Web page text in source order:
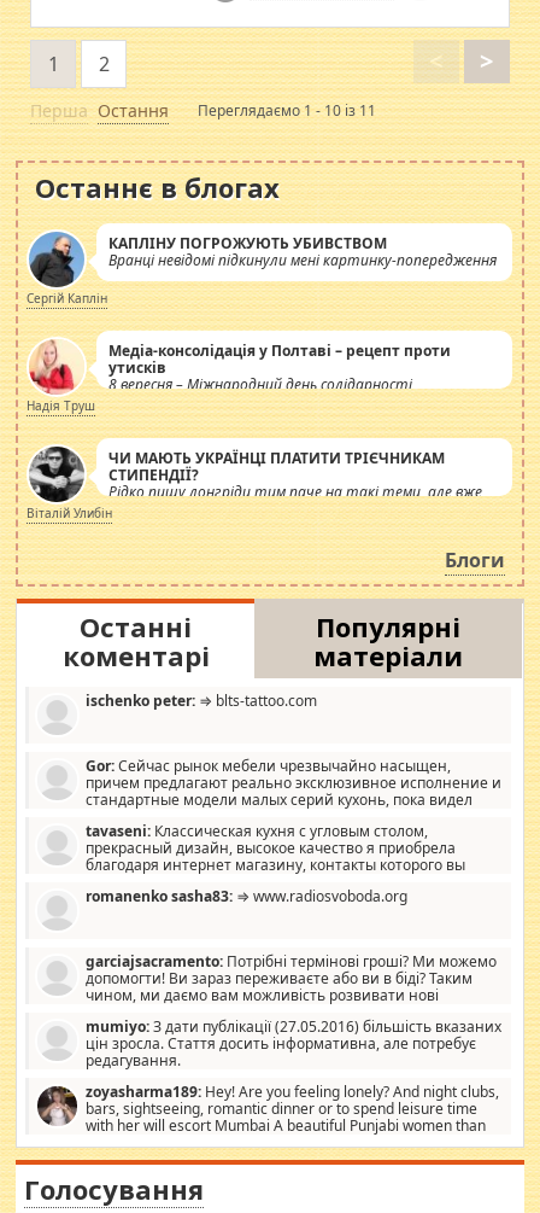
Перша
<
1 2 >
Остання Переглядаємо 1 - 10 із 11
Останнє в блогах
КАПЛІНУ ПОГРОЖУЮТЬ УБИВСТВОМ
Вранці невідомі підкинули мені картинку-попередження
Сергій Каплін
Медіа-консолідація у Полтаві – рецепт проти
утисків
8 вересня – Міжнародний день солідарності
журналістів.
Надія Труш
ЧИ МАЮТЬ УКРАЇНЦІ ПЛАТИТИ ТРІЄЧНИКАМ
СТИПЕНДІЇ?
Рідко пишу лонгріди тим паче на такі теми, але вже
просто дістало! Обурюють сьогоднішні інсенуації
навколо стипендіального питання. Штучно
роздувається ще одна соціальна катастрофа.
Віталій Улибін
Блоги
Останні
коментарі
Популярні
матеріали
ischenko peter: ⇒ blts-tattoo.com
Gor:Сейчас рынок мебели чрезвычайно насыщен,
причем предлагают реально эксклюзивное исполнение и
стандартные модели малых серий кухонь, пока видел
стандартные формы, в MebelOk, креативненько и что главное -
со вкусом все в порядке, без ненужных наворотов удорожающих
мебель, а это не последний фактор.
tavaseni: Классическая кухня с угловым столом,
прекрасный дизайн, высокое качество я приобрела
благодаря интернет магазину, контакты которого вы
romanenko sasha83: ⇒ www.radiosvoboda.org
garciajsacramento: Потрібні термінові гроші? Ми можемо
допомогти! Ви зараз переживаєте або ви в біді? Таким
чином, ми даємо вам можливість розвивати нові
допомагати людям, які намагаються дати їм шанс. Кожен
заслуговує на другий шанс, і, оскільки влада не зможе, вони
повинні приймати від інших. Для нас нема багато суми, і зрілість
витрат, а тільки узгоджених сум і нічого іншого. Не чекайте і не
коментуйте цей пост. Введіть суму, яку ви хочете подати, і ми
зв'яжемося з вами з усіма варіантами. зв'яжіться з нами
сьогодні на garciajsacramento@gmail.com Вам потрібні термінові
гроші? Ми можемо допомогти!
mumiyo:З дати публікації (27.05.2016) більшість вказаних
цін зросла. Стаття досить інформативна, але потребує
редагування.
zoyasharma189: Hey! Are you feeling lonely? And night clubs,
bars, sightseeing, romantic dinner or to spend leisure time
with her will escort Mumbai A beautiful Punjabi women than
sexy escort companion in arms that you guys feel like 5 star luxury
hotel had to spend the night in their search for loved solitaire free
woman "Love Solitaire" beautiful figure and shapely body shapes.
Голосування